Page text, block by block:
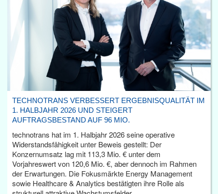
TECHNOTRANS VERBESSERT ERGEBNISQUALITÄT IM
1. HALBJAHR 2026 UND STEIGERT
AUFTRAGSBESTAND AUF 96 MIO.
technotrans hat im 1. Halbjahr 2026 seine operative
Widerstandsfähigkeit unter Beweis gestellt: Der
Konzernumsatz lag mit 113,3 Mio. € unter dem
Vorjahreswert von 120,6 Mio. €, aber dennoch im Rahmen
der Erwartungen. Die Fokusmärkte Energy Management
sowie Healthcare & Analytics bestätigten ihre Rolle als